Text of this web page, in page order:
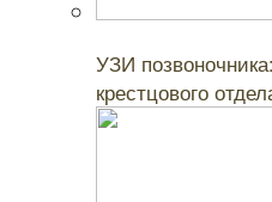
УЗИ
крестцового